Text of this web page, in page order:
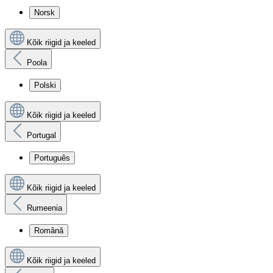
Norsk
Kõik riigid ja keeled
Poola
Polski
Kõik riigid ja keeled
Portugal
Português
Kõik riigid ja keeled
Rumeenia
Română
Kõik riigid ja keeled